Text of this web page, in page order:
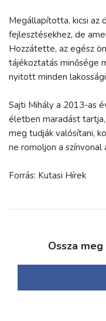
Megállapította, kicsi az
fejlesztésekhez, de
Hozzátette, az egész
tájékoztatás minősége
nyitott minden
Sajti Mihály a 2013-as
életben maradást
meg tudják valósítani,
ne romoljon a színvonal
Forrás: Kutasi Hírek
Ossza